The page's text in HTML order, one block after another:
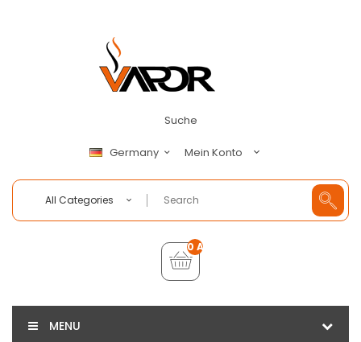
Suche
Germany Mein Konto
All Categories
0 Artikel - €0,00
MENU